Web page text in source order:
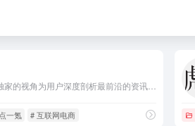
36氪通过全面，独家的视角为用户深度剖析最前沿的资讯，致力于让一部分人先看到未来，内容涵盖快讯，科技，金融，投资，房产，汽车，互联网，股市，教育，生活，职场等，秉承着新商业媒体人的使命砥砺前行
一氪 # 互联网电商